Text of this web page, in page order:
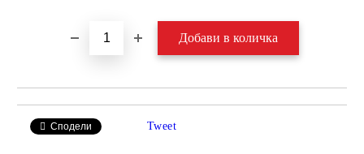
Сподели Tweet